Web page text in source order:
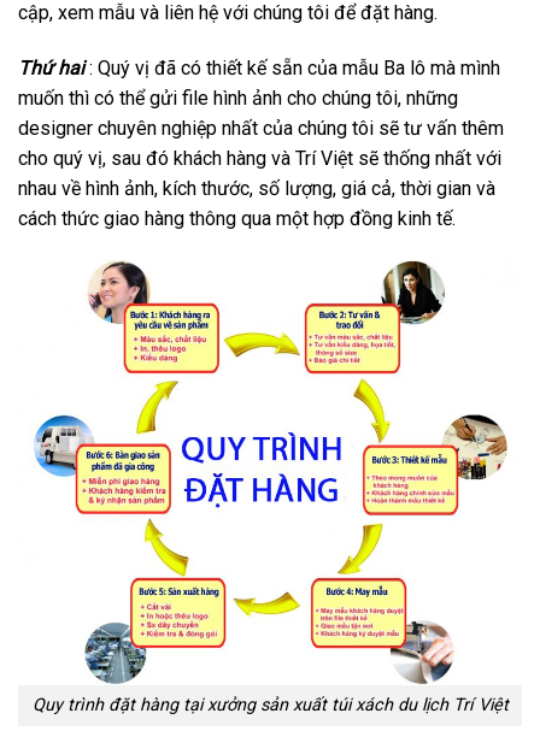
cập, xem mẫu và liên hệ với chúng tôi để đặt hàng.
Thứ hai: Quý vị đã có thiết kế sẵn của mẫu Ba lô mà mình
muốn thì có thể gửi file hình ảnh cho chúng tôi, những
designer chuyên nghiệp nhất của chúng tôi sẽ tư vấn thêm
cho quý vị, sau đó khách hàng và Trí Việt sẽ thống nhất với
nhau về hình ảnh, kích thước, số lượng, giá cả, thời gian và
cách thức giao hàng thông qua một hợp đồng kinh tế.
Quy trình đặt hàng tại xưởng sản xuất túi xách du lịch Trí Việt